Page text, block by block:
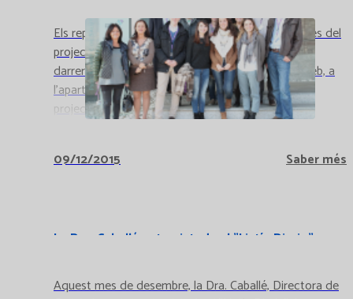
Els representants de Catlab i de les altres empreses del
projecte, van posar en comú el treball realitzat als
darrers mesos. Trobareu informació a la nostra web, a
l'apartat de qualitat/recerca, i a la pàgina web del
projecte.
09/12/2015 Saber més
La Dra. Caballé entrevistada al "Listín Diario"
Aquest mes de desembre, la Dra. Caballé, Directora de